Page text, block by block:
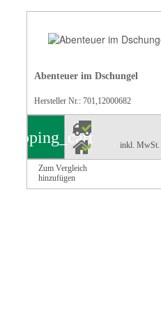
Abenteuer im Dschungel
Hersteller Nr.: 701,12000682
inkl. MwSt.
shopping_cart
Zum Vergleich
hinzufügen